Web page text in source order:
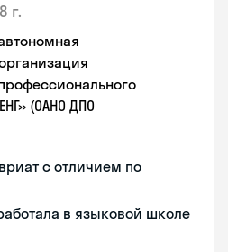
г.
(ОАНО ДПО
с отличием по
в языковой школе